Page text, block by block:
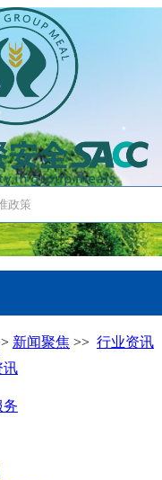
讯
务
新闻聚焦 >> 行业资讯